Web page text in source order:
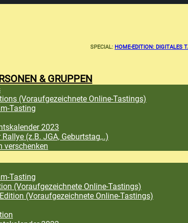
SPECIAL: HOME-EDITION: DIGITALES
& GRUPPEN
(Voraufgezeichnete Online-Tastings)
Tasting
2023
Rallye (z.B. JGA, Geburtstag,..)
verschenken
Tasting
(Voraufgezeichnete Online-Tastings)
(Voraufgezeichnete Online-Tastings)